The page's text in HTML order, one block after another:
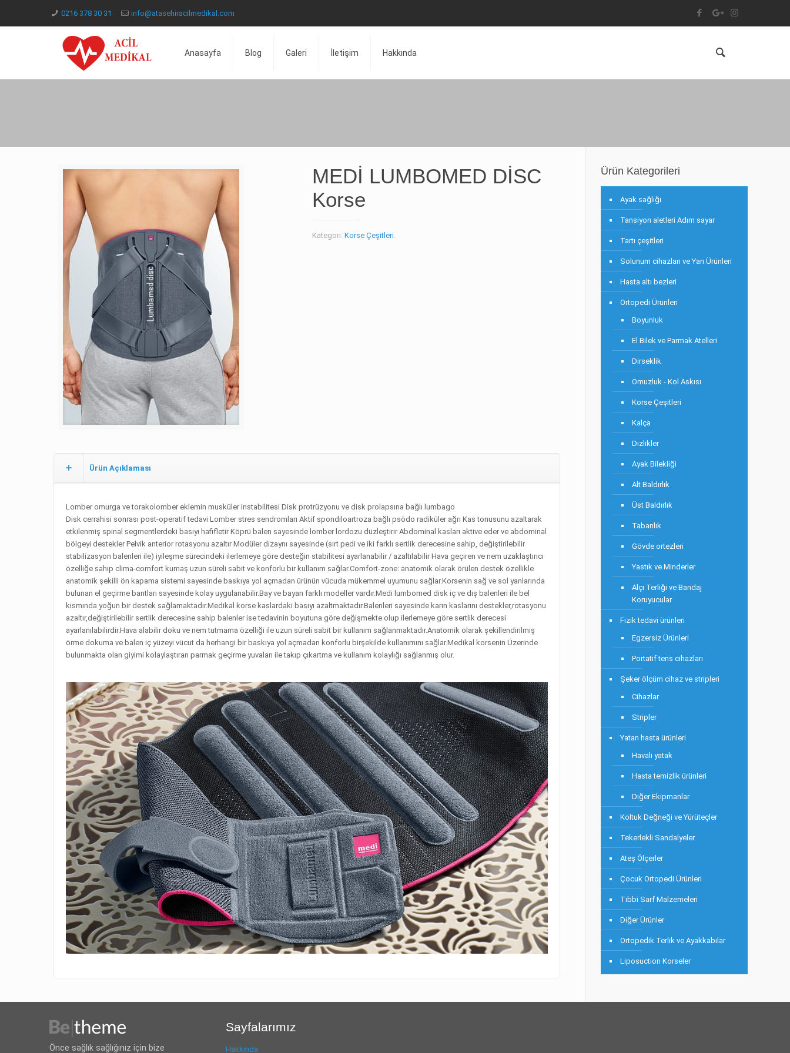
0216 378 30 31 info@atasehiracilmedikal.com
Anasayfa Blog Galeri İletişim Hakkında
MEDİ LUMBOMED DİSC
Korse
Kategori: Korse Çeşitleri.
Ürün Açıklaması
Lomber omurga ve torakolomber eklemin musküler instabilitesi Disk protrüzyonu ve disk prolapsına bağlı lumbago
Disk cerrahisi sonrası post-operatif tedavi Lomber stres sendromları Aktif spondiloartroza bağlı psödo radiküler ağrı Kas tonusunu azaltarak
etkilenmiş spinal segmentlerdeki basıyı hafifletir Köprü balen sayesinde lomber lordozu düzleştirir Abdominal kasları aktive eder ve abdominal
bölgeyi destekler Pelvik anterior rotasyonu azaltır Modüler dizaynı sayesinde (sırt pedi ve iki farklı sertlik derecesine sahip, değiştirilebilir
stabilizasyon balenleri ile) iyileşme sürecindeki ilerlemeye göre desteğin stabilitesi ayarlanabilir / azaltılabilir Hava geçiren ve nem uzaklaştırıcı
özelliğe sahip clima-comfort kumaş uzun süreli sabit ve konforlu bir kullanım sağlar.Comfort-zone: anatomik olarak örülen destek özellikle
anatomik şekilli ön kapama sistemi sayesinde baskıya yol açmadan ürünün vücuda mükemmel uyumunu sağlar.Korsenin sağ ve sol yanlarında
bulunan el geçirme bantları sayesinde kolay uygulanabilir.Bay ve bayan farklı modeller vardır.Medi lumbomed disk iç ve dış balenleri ile bel
kısmında yoğun bir destek sağlamaktadır.Medikal korse kaslardaki basıyı azaltmaktadır.Balenleri sayesinde karın kaslarını destekler,rotasyonu
azaltır,değiştirilebilir sertlik derecesine sahip balenler ise tedavinin boyutuna göre değişmekte olup ilerlemeye göre sertlik derecesi
ayarlanılabilirdir.Hava alabilir doku ve nem tutmama özelliği ile uzun süreli sabit bir kullanım sağlanmaktadır.Anatomik olarak şekillendirilmiş
örme dokuma ve balen iç yüzeyi vücut da herhangi bir baskıya yol açmadan konforlu birşekilde kullanımını sağlar.Medikal korsenin Üzerinde
bulunmakta olan giyimi kolaylaştıran parmak geçirme yuvaları ile takıp çıkartma ve kullanım kolaylığı sağlanmış olur.
Ürün Kategorileri
Ayak sağlığı
Tansiyon aletleri Adım sayar
Tartı çeşitleri
Solunum cihazları ve Yan Ürünleri
Hasta altı bezleri
Ortopedi Ürünleri
Boyunluk
El Bilek ve Parmak Atelleri
Dirseklik
Omuzluk - Kol Askısı
Korse Çeşitleri
Kalça
Dizlikler
Ayak Bilekliği
Alt Baldırlık
Üst Baldırlık
Tabanlık
Gövde ortezleri
Yastık ve Minderler
Alçı Terliği ve Bandaj
Koruyucular
Fizik tedavi ürünleri
Egzersiz Ürünleri
Portatif tens cihazları
Şeker ölçüm cihaz ve stripleri
Cihazlar
Stripler
Yatan hasta ürünleri
Havalı yatak
Hasta temizlik ürünleri
Diğer Ekipmanlar
Koltuk Değneği ve Yürüteçler
Tekerlekli Sandalyeler
Ateş Ölçerler
Çocuk Ortopedi Ürünleri
Tıbbi Sarf Malzemeleri
Diğer Ürünler
Ortopedik Terlik ve Ayakkabılar
Liposuction Korseler
Önce sağlık sağlığınız için bize
Sayfalarımız
Hakkında